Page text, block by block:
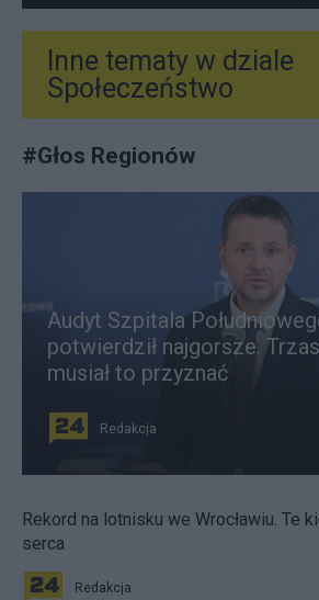
Inne tematy w dziale
Społeczeństwo
#Głos Regionów
Audyt Szpitala
potwierdził najgorsze.
musiał to przyznać
Redakcja
Rekord na lotnisku we Wrocławiu. Te
serca
Redakcja